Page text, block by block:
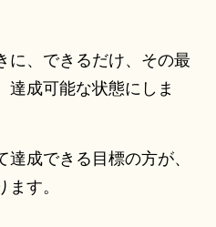
に、できるだけ、その最
達成可能な状態にしま
成できる目標の方が、
す。